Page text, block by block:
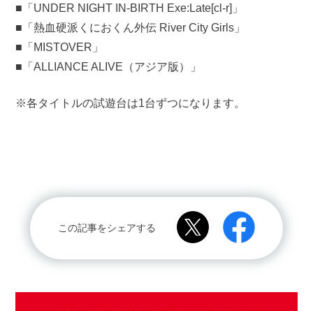
■「UNDER NIGHT IN-BIRTH Exe:Late[cl-r]」
■「熱血硬派くにおくん外伝 River City Girls」
■「MISTOVER」
■「ALLIANCE ALIVE（アジア版）」
※各タイトルの試遊台は1台ずつになります。
この記事をシェアする